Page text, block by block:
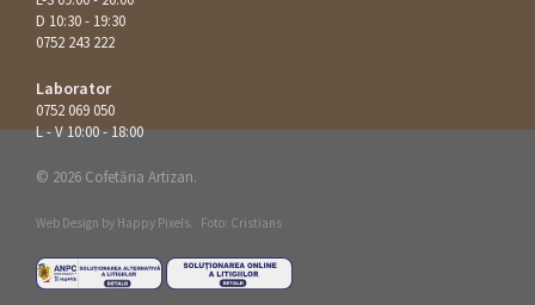
D 10:30 - 19:30
0752 243 222
Laborator
0752 069 050
L - V 10:00 - 18:00
© 2026 Cofetăria Artizan.
Web Design by Happy Pixels. Foto: Cristians